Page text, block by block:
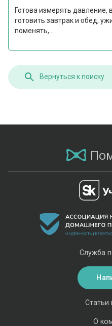
Готова измерять давление,
готовить завтрак и обед,
поменять,...
Вернуться к поиску
Статьи
О
Служба